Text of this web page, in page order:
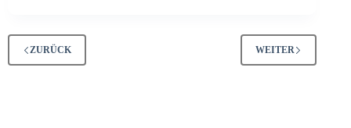
ZURÜCK WEITER